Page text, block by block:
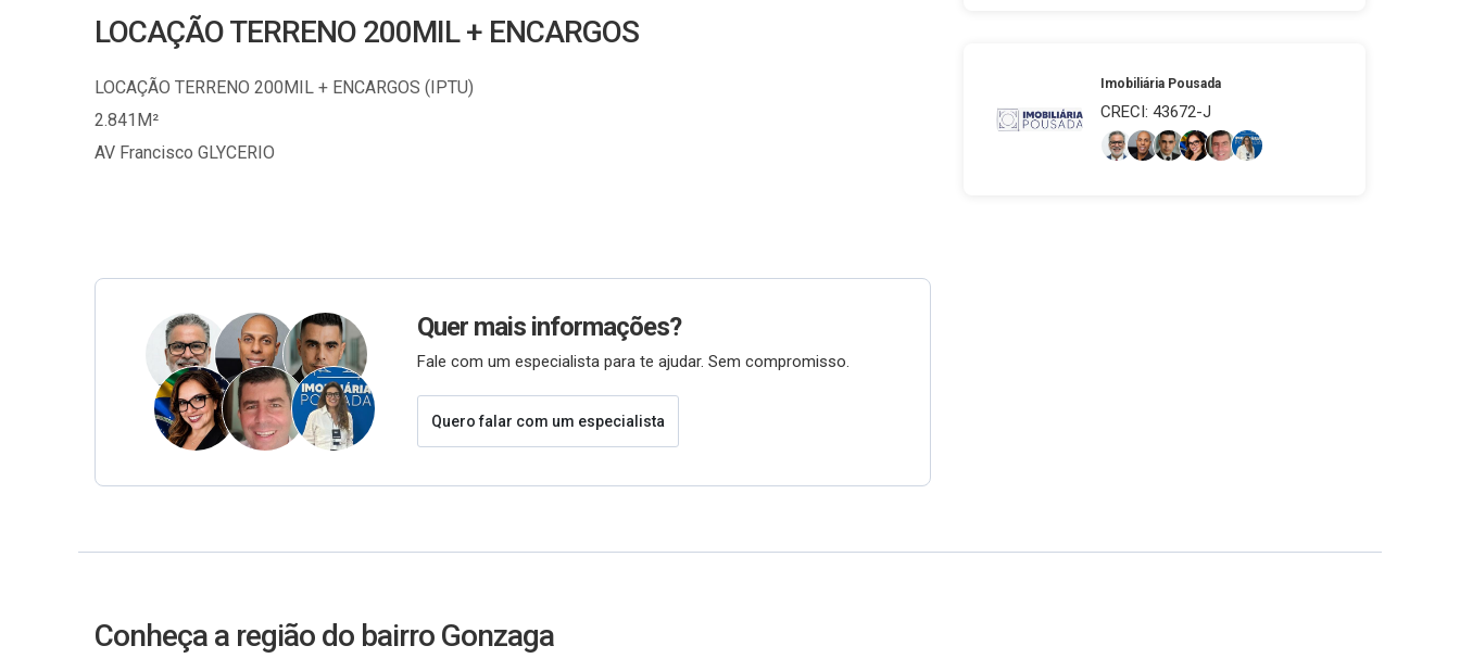
LOCAÇÃO TERRENO 200MIL + ENCARGOS
LOCAÇÃO TERRENO 200MIL + ENCARGOS (IPTU)
2.841M²
AV Francisco GLYCERIO
Quer mais informações?
Fale com um especialista para te ajudar. Sem compromisso.
Quero falar com um especialista
Imobiliária Pousada
CRECI: 43672-J
Conheça a região do bairro Gonzaga